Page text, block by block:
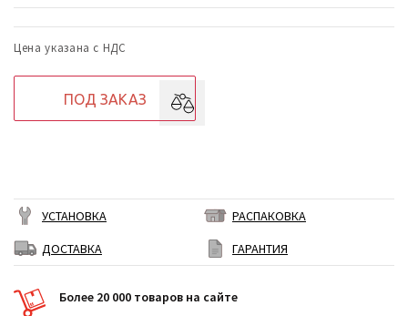
Цена указана с НДС
ПОД ЗАКАЗ
УСТАНОВКА
РАСПАКОВКА
ДОСТАВКА
ГАРАНТИЯ
Более 20 000 товаров на сайте